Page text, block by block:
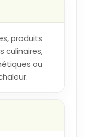
produits
culinaires,
ou